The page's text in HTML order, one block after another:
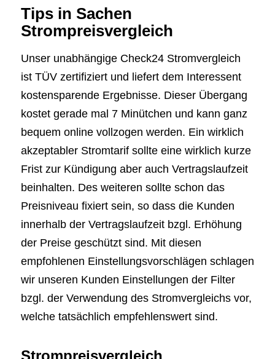
Tips in Sachen
Strompreisvergleich
Unser unabhängige Check24 Stromvergleich
ist TÜV zertifiziert und liefert dem Interessent
kostensparende Ergebnisse. Dieser Übergang
kostet gerade mal 7 Minütchen und kann ganz
bequem online vollzogen werden. Ein wirklich
akzeptabler Stromtarif sollte eine wirklich kurze
Frist zur Kündigung aber auch Vertragslaufzeit
beinhalten. Des weiteren sollte schon das
Preisniveau fixiert sein, so dass die Kunden
innerhalb der Vertragslaufzeit bzgl. Erhöhung
der Preise geschützt sind. Mit diesen
empfohlenen Einstellungsvorschlägen schlagen
wir unseren Kunden Einstellungen der Filter
bzgl. der Verwendung des Stromvergleichs vor,
welche tatsächlich empfehlenswert sind.
Strompreisvergleich